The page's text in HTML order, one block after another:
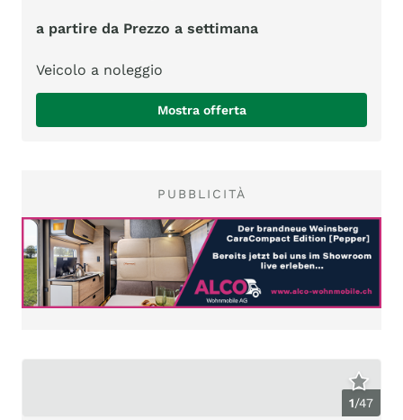
a partire da Prezzo a settimana
Veicolo a noleggio
Mostra offerta
PUBBLICITÀ
1/47